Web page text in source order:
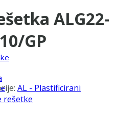
ALG22-
GP
AL - Plastificirani
rešetke